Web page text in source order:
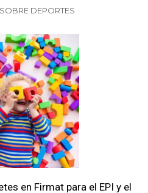
DEPORTES
en Firmat para el EPI y el